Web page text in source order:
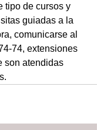
tipo de cursos y
guiadas a la
comunicarse al
74, extensiones
son atendidas